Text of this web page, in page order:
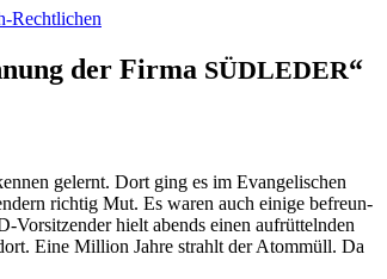
Rechtlichen
der Fir­ma SÜDLEDER“
gelernt. Dort ging es im Evan­ge­li­schen
rich­tig Mut. Es waren auch eini­ge befreun­
Vor­sit­zen­der hielt abends einen auf­rüt­teln­den
Eine Mil­li­on Jah­re strahlt der Atom­müll. Da